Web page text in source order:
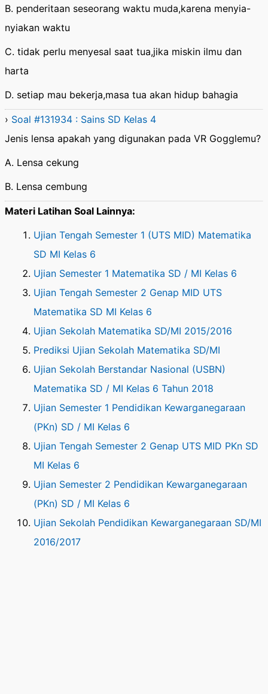
B. penderitaan seseorang waktu muda,karena menyia-
nyiakan waktu
C. tidak perlu menyesal saat tua,jika miskin ilmu dan
harta
D. setiap mau bekerja,masa tua akan hidup bahagia
› Soal #131934 : Sains SD Kelas 4
Jenis lensa apakah yang digunakan pada VR Gogglemu?
A. Lensa cekung
B. Lensa cembung
Materi Latihan Soal Lainnya:
Ujian Tengah Semester 1 (UTS MID) Matematika
SD MI Kelas 6
Ujian Semester 1 Matematika SD / MI Kelas 6
Ujian Tengah Semester 2 Genap MID UTS
Matematika SD MI Kelas 6
Ujian Sekolah Matematika SD/MI 2015/2016
Prediksi Ujian Sekolah Matematika SD/MI
Ujian Sekolah Berstandar Nasional (USBN)
Matematika SD / MI Kelas 6 Tahun 2018
Ujian Semester 1 Pendidikan Kewarganegaraan
(PKn) SD / MI Kelas 6
Ujian Tengah Semester 2 Genap UTS MID PKn SD
MI Kelas 6
Ujian Semester 2 Pendidikan Kewarganegaraan
(PKn) SD / MI Kelas 6
Ujian Sekolah Pendidikan Kewarganegaraan SD/MI
2016/2017